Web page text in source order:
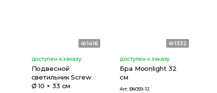
1416
доступен к заказу
Подвесной
светильник Screw
Ø 10 × 33 см
1332
доступен к заказу
Бра Moonlight 32
см
Art: B4059-12